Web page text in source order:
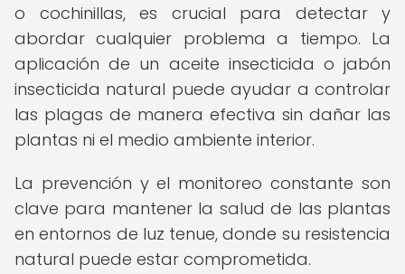
o cochinillas, es crucial para detectar y
abordar cualquier problema a tiempo. La
aplicación de un aceite insecticida o jabón
insecticida natural puede ayudar a controlar
las plagas de manera efectiva sin dañar las
plantas ni el medio ambiente interior.
La prevención y el monitoreo constante son
clave para mantener la salud de las plantas
en entornos de luz tenue, donde su resistencia
natural puede estar comprometida.